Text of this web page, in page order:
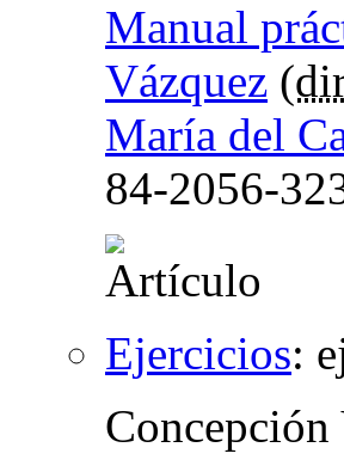
Manual
Vázquez (
María del
84-2056-
Ejercicios:
Concepción